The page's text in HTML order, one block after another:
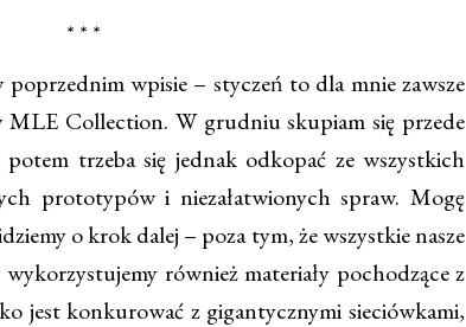
* * *
wpisie – styczeń to dla mnie zawsze
MLE Collection. W grudniu skupiam się przede
trzeba się jednak odkopać ze wszystkich
prototypów i niezałatwionych spraw. Mogę
o krok dalej – poza tym, że wszystkie nasze
również materiały pochodzące z
jest konkurować z gigantycznymi sieciówkami,